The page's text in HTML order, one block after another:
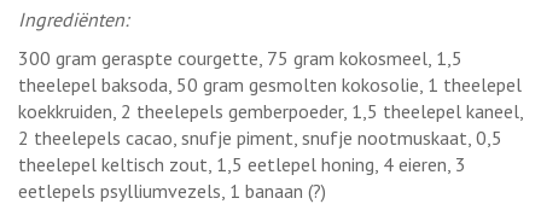
Ingrediënten:
300 gram geraspte courgette, 75 gram kokosmeel, 1,5
theelepel baksoda, 50 gram gesmolten kokosolie, 1 theelepel
koekkruiden, 2 theelepels gemberpoeder, 1,5 theelepel kaneel,
2 theelepels cacao, snufje piment, snufje nootmuskaat, 0,5
theelepel keltisch zout, 1,5 eetlepel honing, 4 eieren, 3
eetlepels psylliumvezels, 1 banaan (?)